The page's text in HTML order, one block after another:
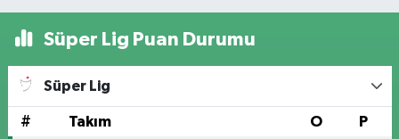
Süper Lig Puan Durumu
Süper Lig
# Takım O P